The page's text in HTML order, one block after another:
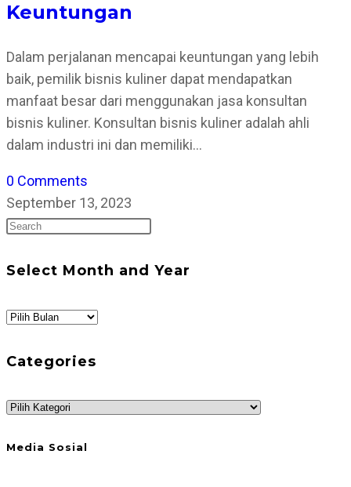
Keuntungan
Dalam perjalanan mencapai keuntungan yang lebih
baik, pemilik bisnis kuliner dapat mendapatkan
manfaat besar dari menggunakan jasa konsultan
bisnis kuliner. Konsultan bisnis kuliner adalah ahli
dalam industri ini dan memiliki…
0 Comments
September 13, 2023
Press
to
Select Month and Year
Select
and
Categories
Categories
Media Sosial